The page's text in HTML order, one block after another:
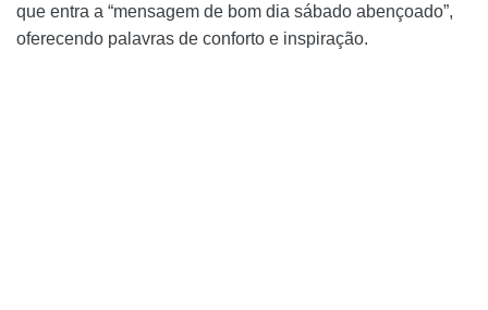
que entra a “mensagem de bom dia sábado abençoado”,
oferecendo palavras de conforto e inspiração.